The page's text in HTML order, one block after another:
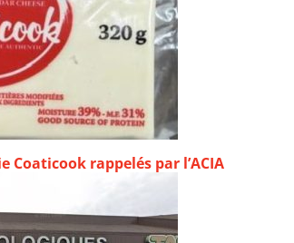
Coaticook rappelés par l’ACIA